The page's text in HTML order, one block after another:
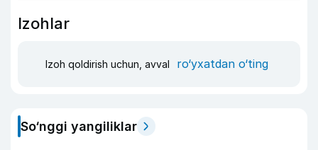
Izohlar
Izoh qoldirish uchun, avval ro‘yxatdan o‘ting
So‘nggi yangiliklar